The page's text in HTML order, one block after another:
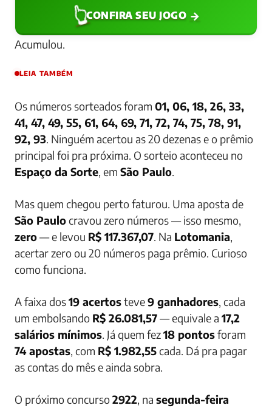
👆CONFIRA SEU JOGO →
Acumulou.
LEIA TAMBÉM
Os números sorteados foram 01, 06, 18, 26, 33,
41, 47, 49, 55, 61, 64, 69, 71, 72, 74, 75, 78, 91,
92, 93. Ninguém acertou as 20 dezenas e o prêmio
principal foi pra próxima. O sorteio aconteceu no
Espaço da Sorte, em São Paulo.
Mas quem chegou perto faturou. Uma aposta de
São Paulocravou zero números — isso mesmo,
zero— e levou R$ 117.367,07. Na Lotomania,
acertar zero ou 20 números paga prêmio. Curioso
como funciona.
A faixa dos19 acertosteve9 ganhadores, cada
um embolsando R$ 26.081,57— equivale a 17,2
salários mínimos. Já quem fez18 pontosforam
74 apostas, com R$ 1.982,55cada. Dá pra pagar
as contas do mês e ainda sobra.
O próximo concurso2922, na segunda-feira